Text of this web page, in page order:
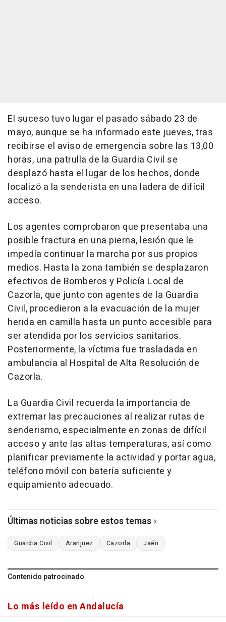
El suceso tuvo lugar el pasado sábado 23 de
mayo, aunque se ha informado este jueves, tras
recibirse el aviso de emergencia sobre las 13,00
horas, una patrulla de la Guardia Civil se
desplazó hasta el lugar de los hechos, donde
localizó a la senderista en una ladera de difícil
acceso.
Los agentes comprobaron que presentaba una
posible fractura en una pierna, lesión que le
impedía continuar la marcha por sus propios
medios. Hasta la zona también se desplazaron
efectivos de Bomberos y Policía Local de
Cazorla, que junto con agentes de la Guardia
Civil, procedieron a la evacuación de la mujer
herida en camilla hasta un punto accesible para
ser atendida por los servicios sanitarios.
Posteriormente, la víctima fue trasladada en
ambulancia al Hospital de Alta Resolución de
Cazorla.
La Guardia Civil recuerda la importancia de
extremar las precauciones al realizar rutas de
senderismo, especialmente en zonas de difícil
acceso y ante las altas temperaturas, así como
planificar previamente la actividad y portar agua,
teléfono móvil con batería suficiente y
equipamiento adecuado.
Últimas noticias sobre estos temas
Guardia Civil Aranjuez Cazorla Jaén
Contenido patrocinado
Lo más leído en Andalucía